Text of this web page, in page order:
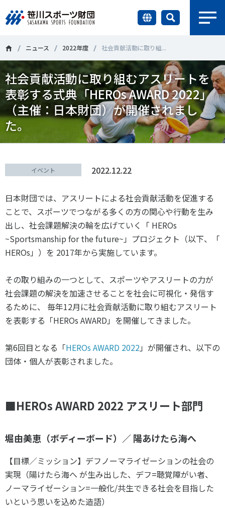
財団情報
研究員紹介
調査・研究
社会づくり
ニュース
お問い合わせ・お申し込み
「SSFニュース」
個人情報保護方針
© 2020
＃誰が子どものスポーツをささえるのか ＃部活動
＃アクティブなまちづくり ＃日本人の身体活動と健康寿命
＃障害者スポーツ ＃スポーツ基本計画 ＃競技人口
調査・研究
スポーツライフ・データ
スポーツ白書
子どものスポーツ
障害者スポーツ
スポーツによるまちづくり
スポーツ・ガバナンス
スポーツ政策・予算
社会づくり
自治体との連携
各教育機関との連携
スポーツ振興団体との連携
【動画】スポーツでアクティブなまちづくり
ニュース 2022年度 社会貢献活動に取り組...
社会貢献活動に取り組むアスリートを
表彰する式典「HEROs AWARD 2022」
（主催：日本財団）が開催されまし
た。
イベント 2022.12.22
日本財団では、アスリートによる社会貢献活動を促進する
ことで、スポーツでつながる多くの方の関心や行動を生み
出し、社会課題解決の輪を広げていく「 HEROs
~Sportsmanship for the future~」プロジェクト（以下、「
HEROs」）を 2017年から実施しています。
その取り組みの一つとして、スポーツやアスリートの力が
社会課題の解決を加速させることを社会に可視化・発信す
るために、 毎年12月に社会貢献活動に取り組むアスリート
を表彰する「HEROs AWARD」を開催してきました。
第6回目となる「HEROs AWARD 2022」が開催され、以下の
団体・個人が表彰されました。
■HEROs AWARD 2022 アスリート部門
堀由美恵（ボディーボード）／ 陽あけたら海へ
【目標／ミッション】 デフノーマライゼーションの社会の
実現（陽けたら海へ が生み出した、デフ=聴覚障がい者、
ノーマライゼーション=一般化/共生できる社会を目指した
いという思いを込めた造語）